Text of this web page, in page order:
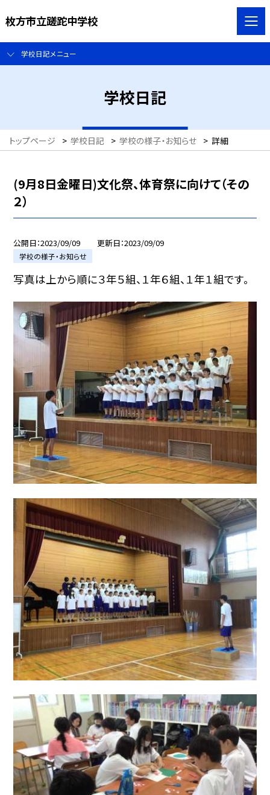
枚方市立蹉跎中学校
学校日記メニュー
学校日記
トップページ > 学校日記 > 学校の様子・お知らせ > 詳細
(9月8日金曜日)文化祭、体育祭に向けて（その
２）
公開日 2023/09/09 更新日 2023/09/09
学校の様子・お知らせ
写真は上から順に３年５組、１年６組、１年１組です。